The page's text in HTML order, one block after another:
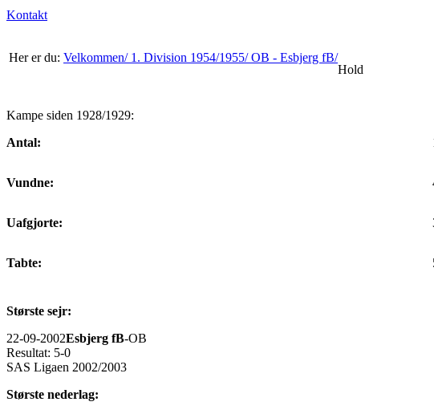
Kontakt
Her er du: Velkommen/ 1. Division 1954/1955/OB - Esbjerg fB/
Hold
Kampe siden 1928/1929:
Antal:
Vundne:
Uafgjorte:
Tabte:
Største sejr:
22-09-2002Esbjerg fB-OB
Resultat: 5-0
SAS Ligaen 2002/2003
Største nederlag: